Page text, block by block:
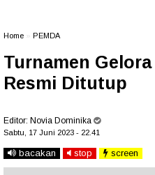
Home PEMDA
Turnamen
Resmi Ditutup
Editor: Novia Dominika
Sabtu, 17 Juni 2023 - 22.41
bacakan stop screen